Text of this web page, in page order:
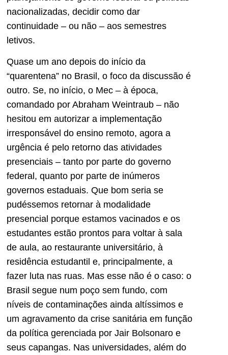
nacionalizadas, decidir como dar
continuidade – ou não – aos semestres
letivos.
Quase um ano depois do início da
“quarentena” no Brasil, o foco da discussão é
outro. Se, no início, o Mec – à época,
comandado por Abraham Weintraub – não
hesitou em autorizar a implementação
irresponsável do ensino remoto, agora a
urgência é pelo retorno das atividades
presenciais – tanto por parte do governo
federal, quanto por parte de inúmeros
governos estaduais. Que bom seria se
pudéssemos retornar à modalidade
presencial porque estamos vacinados e os
estudantes estão prontos para voltar à sala
de aula, ao restaurante universitário, à
residência estudantil e, principalmente, a
fazer luta nas ruas. Mas esse não é o caso: o
Brasil segue num poço sem fundo, com
níveis de contaminações ainda altíssimos e
um agravamento da crise sanitária em função
da política gerenciada por Jair Bolsonaro e
seus capangas. Nas universidades, além do